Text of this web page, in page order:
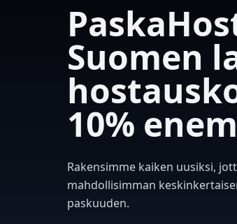
Suomen
10%
Rakensimme kaiken uusiksi,
mahdollisimman
paskuuden.